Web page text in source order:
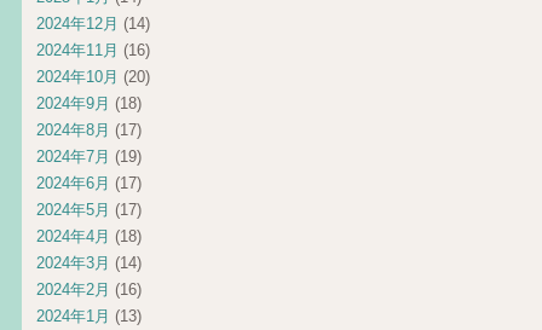
2024年12月 (14)
2024年11月 (16)
2024年10月 (20)
2024年9月 (18)
2024年8月 (17)
2024年7月 (19)
2024年6月 (17)
2024年5月 (17)
2024年4月 (18)
2024年3月 (14)
2024年2月 (16)
2024年1月 (13)